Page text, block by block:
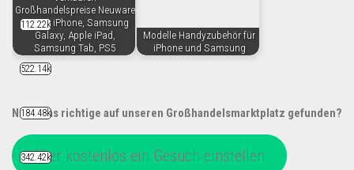
Großhandelspreise Neuware
: Apple iPhone, Samsung
Galaxy, Apple iPad,
Samsung Tab, PS5
Modelle Handyzubehör für
iPhone und Samsung
Nicht das richtige auf unseren Großhandelsmarktplatz gefunden?
Hier kostenlos ein Gesuch einstellen
112.22k
522.14k
184.48k
342.42k